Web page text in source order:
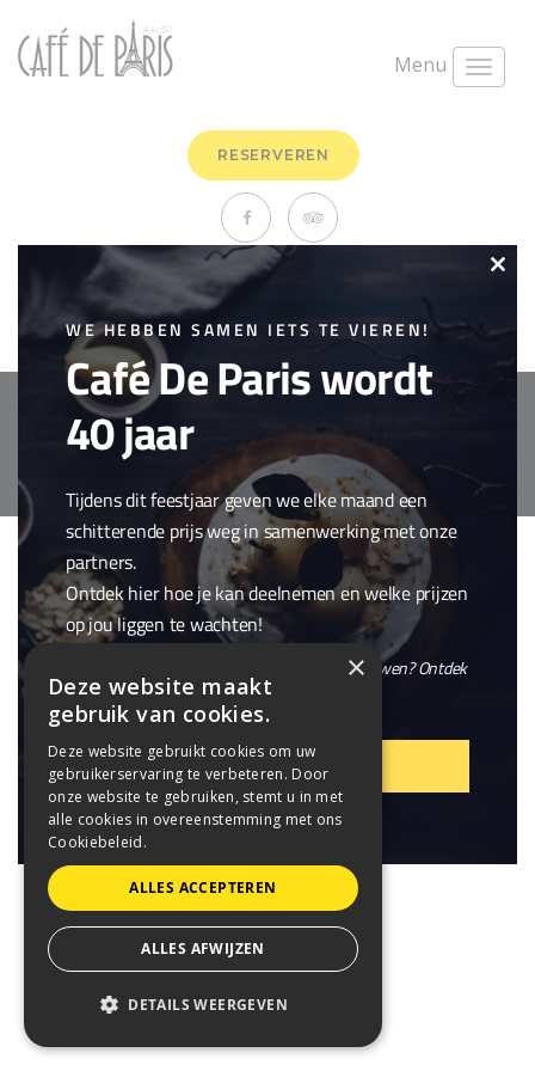
Menu
RESERVEREN
Vispannetje
juni 9th, 2020
0 Comments
Vis
Copyright © 2018 Cafe de Paris. All Rights Reserved.
webdesign byconversal
WE HEBBEN SAMEN IETS TE VIEREN!
Café De Paris wordt
40 jaar
Tijdens dit feestjaar geven we elke maand een
schitterende prijs weg in samenwerking met onze
partners.
Ontdek hier hoe je kan deelnemen en welke prijzen
op jou liggen te wachten!
En wil je niet alleen winnen, maar ook meebouwen? Ontdek
onze openstaandevacatures.
VIER MEE!
×
Deze website maakt
gebruik van cookies.
Deze website gebruikt cookies om uw
gebruikerservaring te verbeteren. Door
onze website te gebruiken, stemt u in met
alle cookies in overeenstemming met ons
Cookiebeleid.
ALLES ACCEPTEREN
ALLES AFWIJZEN
DETAILS WEERGEVEN
STRIKT NOODZAKELIJK